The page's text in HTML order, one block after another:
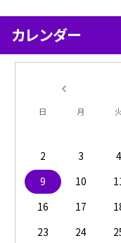
カレンダー
日 月 火
2
3 4
9
10
16
17
23
24